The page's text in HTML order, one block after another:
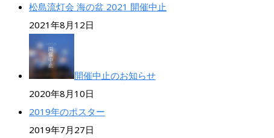
松島流灯会 海の盆 2021 開催中止
2021年8月12日
開催中止のお知らせ
2020年8月10日
2019年のポスター
2019年7月27日